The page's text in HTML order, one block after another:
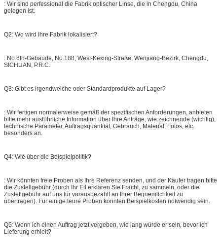
: Wir sind perfessional die Fabrik optischer Linse, die in Chengdu, China
gelegen ist.
Q2: Wo wird Ihre Fabrik lokalisiert?
: No.8th-Gebäude, No.188, West-Kexing-Straße, Wenjiang-Bezirk, Chengdu,
SICHUAN, P.R.C.
Q3: Gibt es irgendwelche oder Standardprodukte auf Lager?
: Wir fertigen normalerweise gemäß der spezifischen Anforderungen, anbieten
bitte mehr ausführliche Information über Ihre Anträge, wie zeichnende (wichtig),
technische Parameter, Auftragsquantität, Gebrauch, Material, Fotos, etc.
besonders an.
Q4: Wie über die Beispielpolitik?
: Wir könnten freie Proben als Ihre Referenz senden, und der Käufer tragen bitte
die Zustellgebühr (durch Ihr Eil erklären Sie Fracht, zu sammeln, oder die
Zustellgebühr auf uns für vorausbezahlt an Ihrer Bequemlichkeit zu
übertragen). Für einige teure Proben konnten Beispielkosten notwendig sein.
Q5: Wenn ich einen Auftrag jetzt vergeben, wie lang würde er sein, bevor ich
Lieferung erhielt?